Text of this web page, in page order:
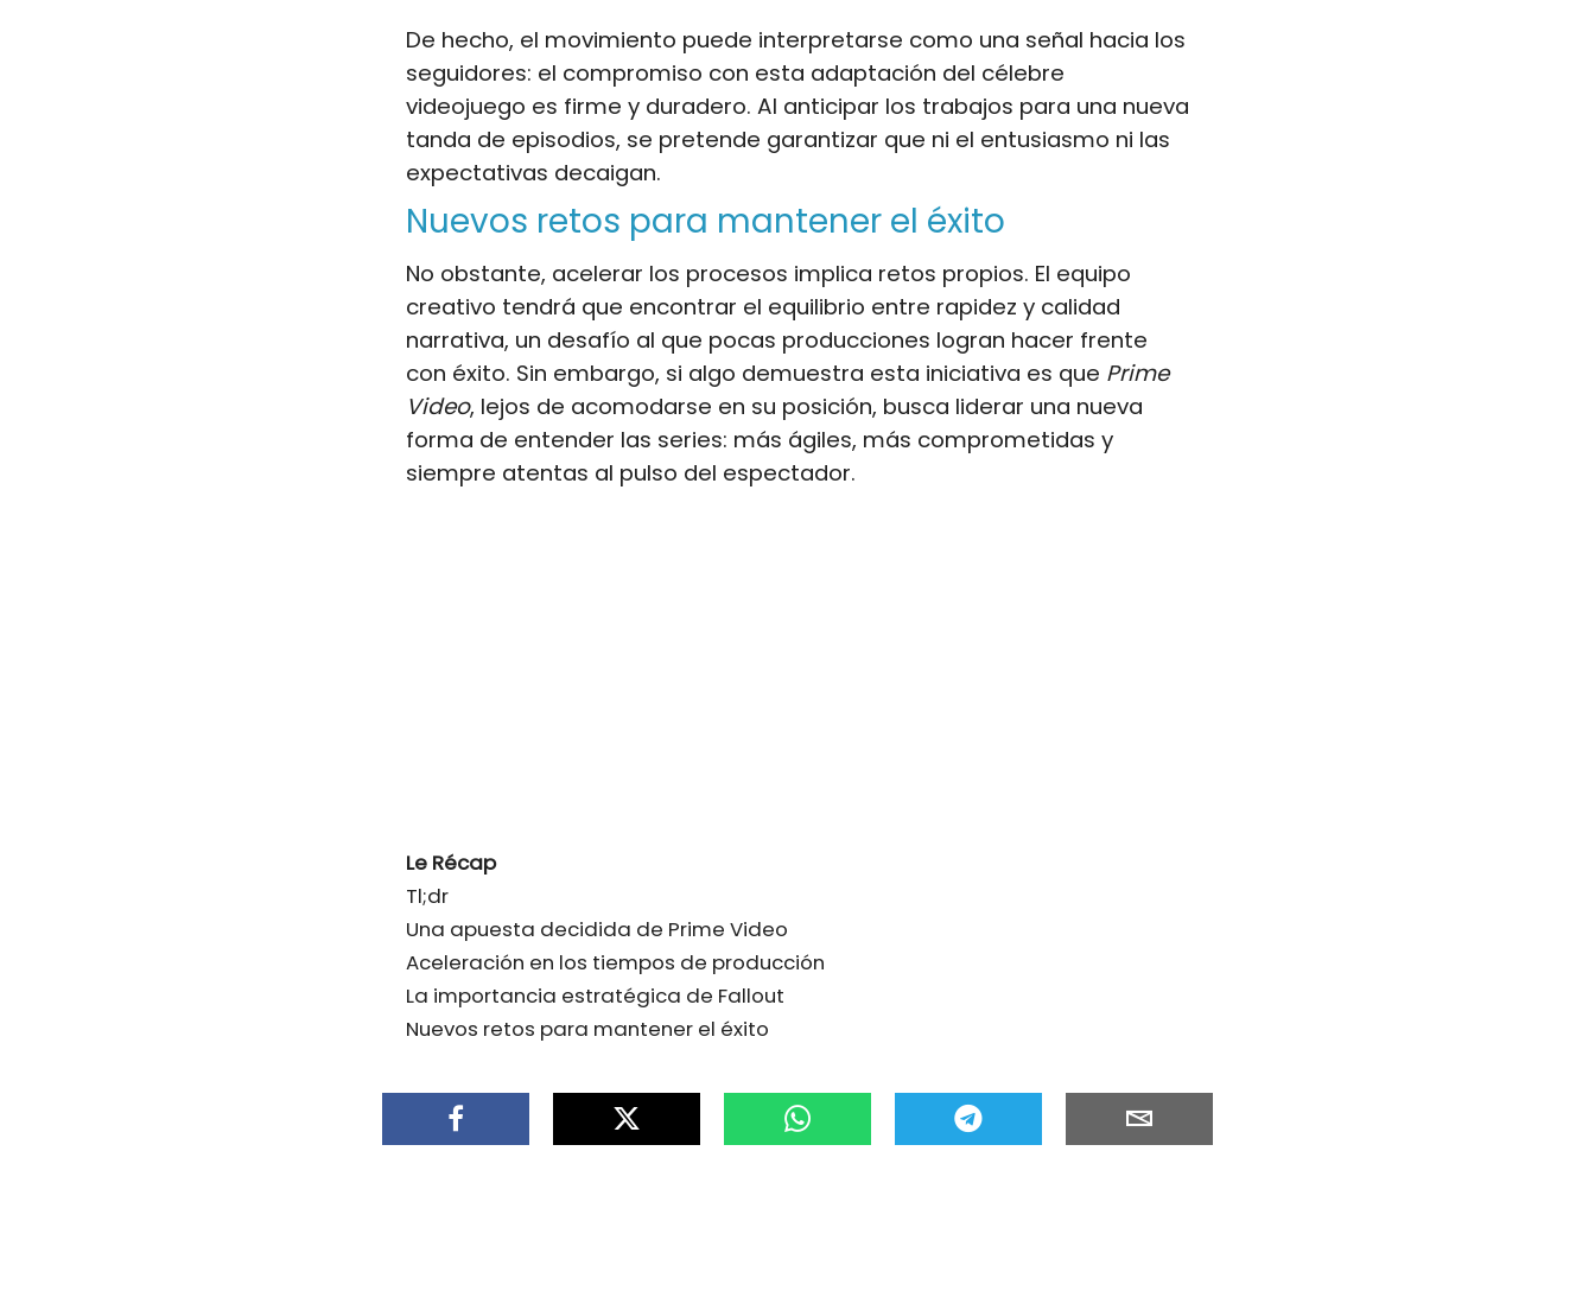
De hecho, el movimiento puede interpretarse como una señal hacia los
seguidores: el compromiso con esta adaptación del célebre
videojuego es firme y duradero. Al anticipar los trabajos para una nueva
tanda de episodios, se pretende garantizar que ni el entusiasmo ni las
expectativas decaigan.
Nuevos retos para mantener el éxito
No obstante, acelerar los procesos implica retos propios. El equipo
creativo tendrá que encontrar el equilibrio entre rapidez y calidad
narrativa, un desafío al que pocas producciones logran hacer frente
con éxito. Sin embargo, si algo demuestra esta iniciativa es que Prime
Video, lejos de acomodarse en su posición, busca liderar una nueva
forma de entender las series: más ágiles, más comprometidas y
siempre atentas al pulso del espectador.
Le Récap
Tl;dr
Una apuesta decidida de Prime Video
Aceleración en los tiempos de producción
La importancia estratégica de Fallout
Nuevos retos para mantener el éxito